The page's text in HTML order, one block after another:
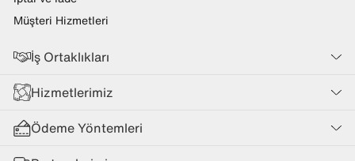
Müşteri Hizmetleri
İş Ortaklıkları
Hizmetlerimiz
Ödeme Yöntemleri